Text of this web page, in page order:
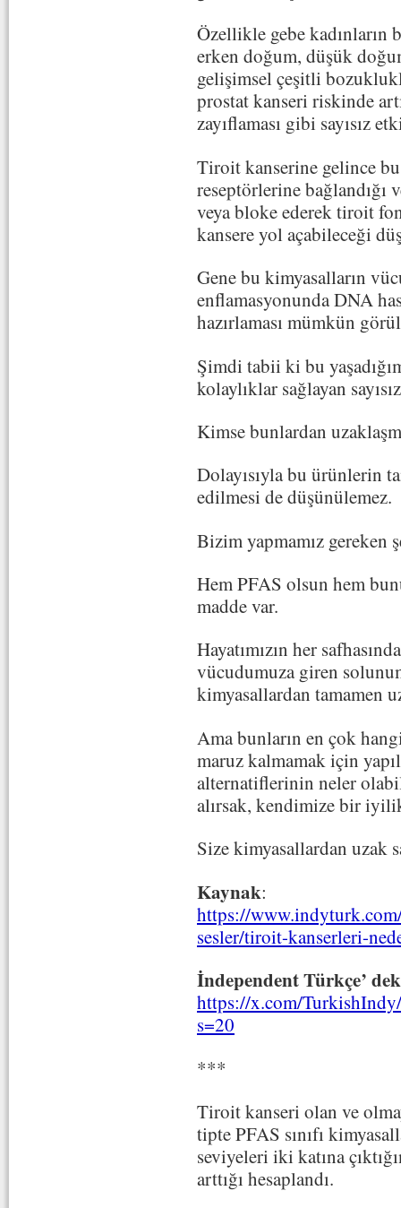
Özellikle gebe kadınların
erken doğum, düşük
gelişimsel çeşitli
prostat kanseri riskinde
zayıflaması gibi sayısız
Tiroit kanserine gelince
reseptörlerine bağlandığı
veya bloke ederek tiroit
kansere yol açabileceği
Gene bu kimyasalların
enflamasyonunda DNA
hazırlaması mümkün
Şimdi tabii ki bu
kolaylıklar sağlayan
Kimse bunlardan
Dolayısıyla bu ürünlerin
edilmesi de düşünülemez.
Bizim yapmamız gereken
Hem PFAS olsun hem
madde var.
Hayatımızın her
vücudumuza giren
kimyasallardan tamamen
Ama bunların en çok
maruz kalmamak için
alternatiflerinin neler
alırsak, kendimize bir
Size kimyasallardan uzak
Kaynak:
https://
sesler/tiroit-kanserleri-
İndependent Türkçe’
https://x.com/
s=20
***
Tiroit kanseri olan ve
tipte PFAS sınıfı
seviyeleri iki katına
arttığı hesaplandı.